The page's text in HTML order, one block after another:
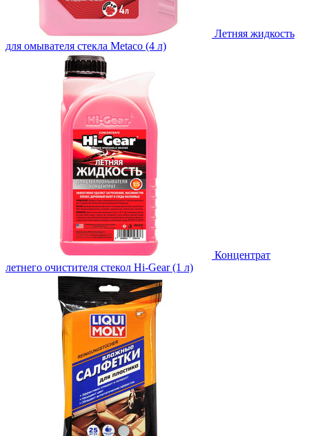
Летняя жидкость
для омывателя стекла Metaco (4 л)
Концентрат
летнего очистителя стекол Hi-Gear (1 л)